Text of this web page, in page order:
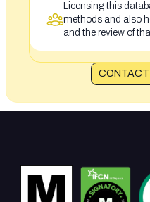
Licensing this
methods and also
and the review of
CONTACT